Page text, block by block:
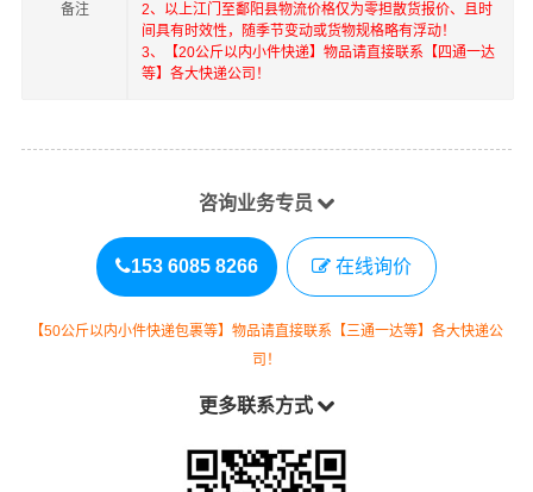
备注
2、以上江门 至鄱阳县物流价格仅为零担散货报价、且时
间具有时效性，随季节变动或货物规格略有浮动！
3、【20公斤以内小件快递】物品请直接联系【四通一达
等】各大快递公司！
咨询业务专员
153 6085 8266 在线询价
【50公斤以内小件快递包裹等】物品请直接联系【三通一达等】各大快递公
司！
更多联系方式